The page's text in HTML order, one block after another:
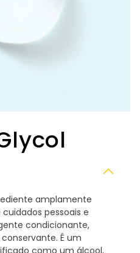
amplamente
pessoais e
condicionante,
É um